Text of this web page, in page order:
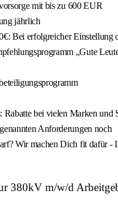
mit bis zu 600 EUR
jährlich
Bei erfolgreicher Einstellung
„Gute
Rabatte bei vielen Marken und
Anforderungen noch
Wir machen Dich fit dafür -
380kV m/w/d